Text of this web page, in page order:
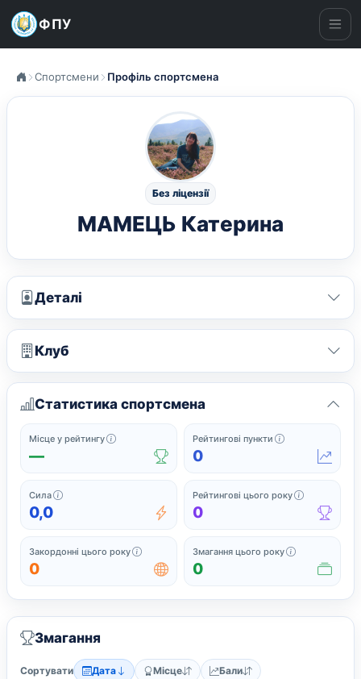
ФПУ
Спортсмени Профіль спортсмена
Без ліцензії
МАМЕЦЬ Катерина
Деталі
Клуб
Статистика спортсмена
Місце у рейтингу Офіційне місце у поточному рейтингу серед
—
Рейтингові пункти Поточні
0
Сила Сила підсумовує найсильніші нещодавні рейтингові
0,0
Рейтингові цього року Завершені
0
Закордонні цього року Закордонні змагання, у яких спортсмен грав
0
Змагання цього року Усі
0
Змагання
Сортувати Дата Місце Бали